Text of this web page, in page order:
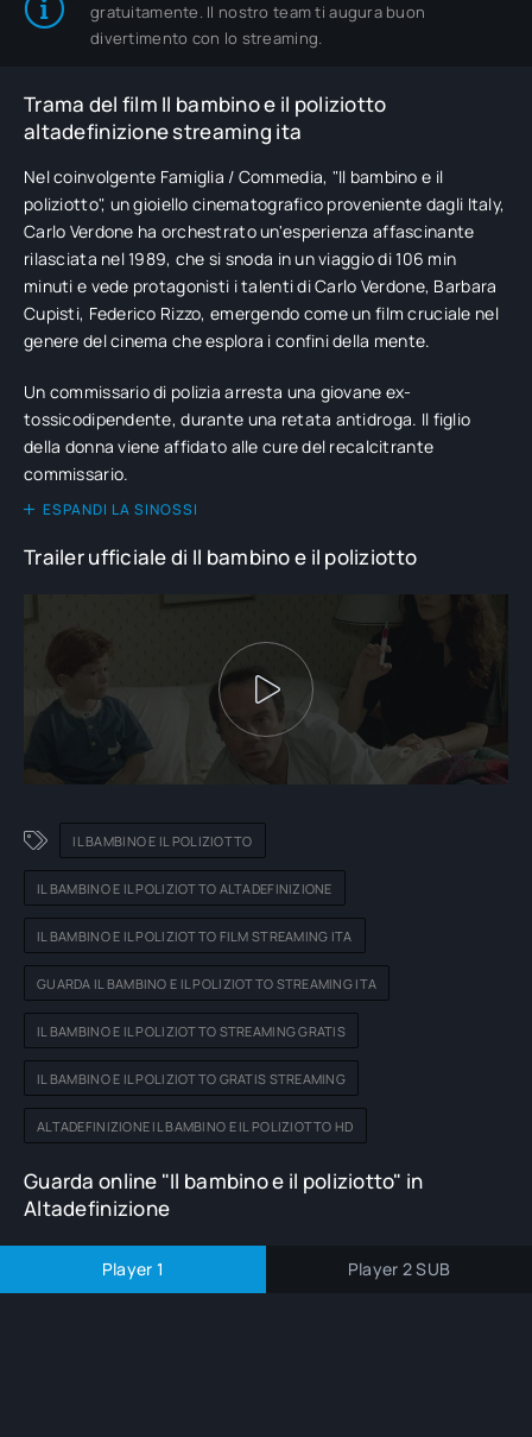
gratuitamente. Il nostro team ti augura buon
divertimento con lo streaming.
Trama del film Il bambino e il poliziotto
altadefinizione streaming ita
Nel coinvolgente Famiglia / Commedia, "Il bambino e il
poliziotto", un gioiello cinematografico proveniente dagli Italy,
Carlo Verdone ha orchestrato un'esperienza affascinante
rilasciata nel 1989, che si snoda in un viaggio di 106 min
minuti e vede protagonisti i talenti di Carlo Verdone, Barbara
Cupisti, Federico Rizzo, emergendo come un film cruciale nel
genere del cinema che esplora i confini della mente.
Un commissario di polizia arresta una giovane ex-
tossicodipendente, durante una retata antidroga. Il figlio
della donna viene affidato alle cure del recalcitrante
commissario.
ESPANDI LA SINOSSI
Trailer ufficiale di Il bambino e il poliziotto
IL BAMBINO E IL POLIZIOTTO
IL BAMBINO E IL POLIZIOTTO ALTADEFINIZIONE
IL BAMBINO E IL POLIZIOTTO FILM STREAMING ITA
GUARDA IL BAMBINO E IL POLIZIOTTO STREAMING ITA
IL BAMBINO E IL POLIZIOTTO STREAMING GRATIS
IL BAMBINO E IL POLIZIOTTO GRATIS STREAMING
ALTADEFINIZIONE IL BAMBINO E IL POLIZIOTTO HD
Guarda online "Il bambino e il poliziotto" in
Altadefinizione
Player 1 Player 2 SUB